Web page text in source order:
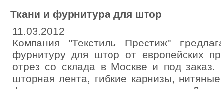
Ткани и фурнитура для штор
11.03.2012
Компания "Текстиль Престиж"
фурнитуру для штор от европейских
отрез со склада в Москве и под заказ.
шторная лента, гибкие карнизы,